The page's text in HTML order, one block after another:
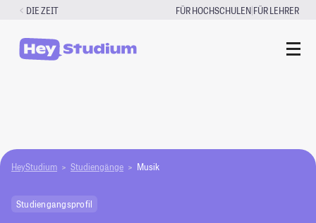
Zum
springen
DIE ZEIT FÜR HOCHSCHULEN|FÜR LEHRER
HeyStudium Studiengänge Musik
Studiengangsprofil